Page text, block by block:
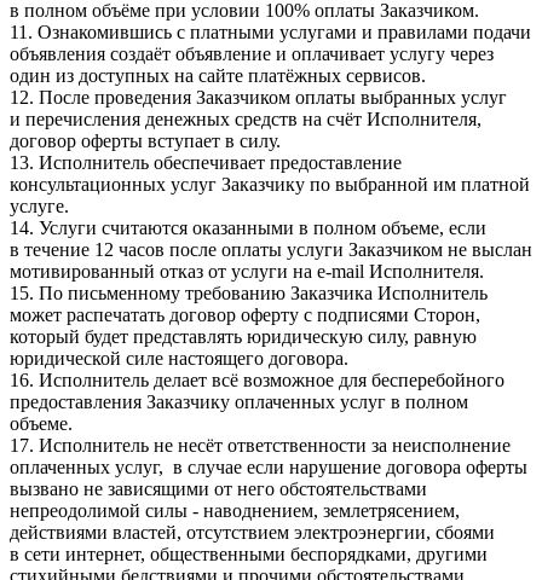
в полном объёме при условии 100% оплаты Заказчиком.
11. Ознакомившись с платными услугами и правилами подачи
объявления создаёт объявление и оплачивает услугу через
один из доступных на сайте платёжных сервисов.
12. После проведения Заказчиком оплаты выбранных услуг
и перечисления денежных средств на счёт Исполнителя,
договор оферты вступает в силу.
13. Исполнитель обеспечивает предоставление
консультационных услуг Заказчику по выбранной им платной
услуге.
14. Услуги считаются оказанными в полном объеме, если
в течение 12 часов после оплаты услуги Заказчиком не выслан
мотивированный отказ от услуги на e-mail Исполнителя.
15. По письменному требованию Заказчика Исполнитель
может распечатать договор оферту с подписями Сторон,
который будет представлять юридическую силу, равную
юридической силе настоящего договора.
16. Исполнитель делает всё возможное для бесперебойного
предоставления Заказчику оплаченных услуг в полном
объеме.
17. Исполнитель не несёт ответственности за неисполнение
оплаченных услуг, в случае если нарушение договора оферты
вызвано не зависящими от него обстоятельствами
непреодолимой силы - наводнением, землетрясением,
действиями властей, отсутствием электроэнергии, сбоями
в сети интернет, общественными беспорядками, другими
стихийными бедствиями и прочими обстоятельствами,